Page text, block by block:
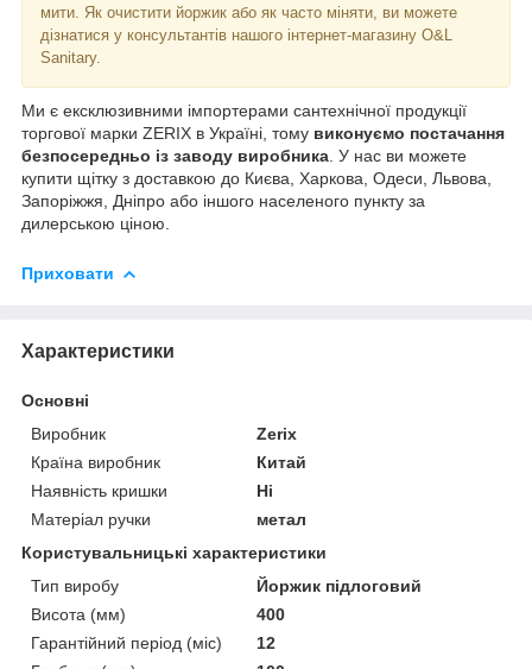
мити. Як очистити йоржик або як часто міняти, ви можете
дізнатися у консультантів нашого інтернет-магазину O&L
Sanitary.
Ми є ексклюзивними імпортерами сантехнічної продукції
торгової марки ZERIX в Україні, тому виконуємо постачання
безпосередньо із заводу виробника . У нас ви можете
купити щітку з доставкою до Києва, Харкова, Одеси, Львова,
Запоріжжя, Дніпро або іншого населеного пункту за
дилерською ціною.
Приховати
Характеристики
Основні
Виробник
Zerix
Країна виробник
Китай
Наявність кришки
Ні
Матеріал ручки
метал
Користувальницькі характеристики
Тип виробу
Йоржик підлоговий
Висота (мм)
400
Гарантійний період (міс)
12